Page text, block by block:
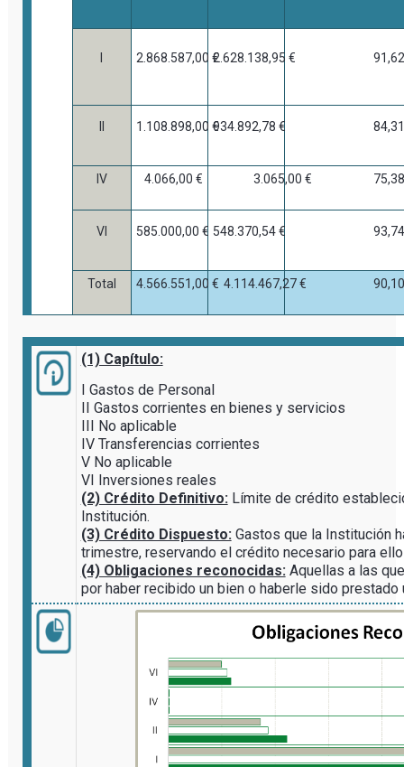
2.868.587,00 €2.628.138,95 €
1.108.898,00 €934.892,78 €
IV 4.066,00 € 3.065,00 €
VI 585.000,00 € 548.370,54 €
Total 4.566.551,00 €4.114.467,27 €
(1) Capítulo:
I Gastos de Personal
II Gastos corrientes en bienes y servicios
III No aplicable
IV Transferencias corrientes
V No aplicable
VI Inversiones reales
(2) Crédito Definitivo:Límite de crédito
Institución.
(3) Crédito Dispuesto:Gastos que la Institución
trimestre, reservando el crédito necesario para ello
(4) Obligaciones reconocidas:Aquellas a las
por haber recibido un bien o haberle sido prestado